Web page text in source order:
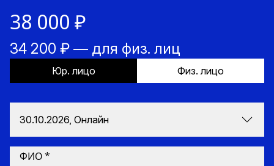
38 000 ₽
34 200 ₽ — для физ. лиц
Юр. лицо Физ. лицо
30.10.2026, Онлайн